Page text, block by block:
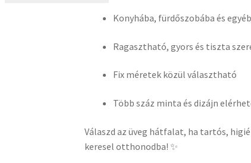
Konyhába, fürdőszobába és
Ragasztható, gyors és tiszta
Fix méretek közül választható
Több száz minta és dizájn
Válaszd az üveg hátfalat, ha tartós,
keresel otthonodba! ✨